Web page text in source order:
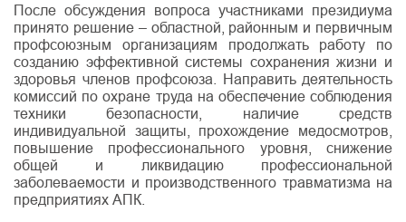
После обсуждения вопроса участниками президиума
принято решение – областной, районным и первичным
профсоюзным организациям продолжать работу по
созданию эффективной системы сохранения жизни и
здоровья членов профсоюза. Направить деятельность
комиссий по охране труда на обеспечение соблюдения
техники безопасности, наличие средств
индивидуальной защиты, прохождение медосмотров,
повышение профессионального уровня, снижение
общей и ликвидацию профессиональной
заболеваемости и производственного травматизма на
предприятиях АПК.